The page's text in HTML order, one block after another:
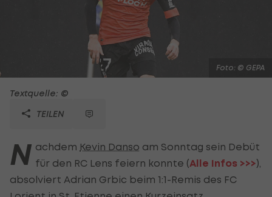
Foto: © GEPA
Textquelle: ©
TEILEN
N achdem Kevin Danso am Sonntag sein Debüt
für den RC Lens feiern konnte (Alle Infos >>>),
absolviert Adrian Grbic beim 1:1-Remis des FC